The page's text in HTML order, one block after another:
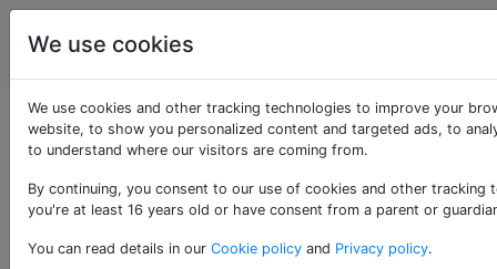
Informatique
théorique
Quels théorèmes
intéressants dans
TCS s'appuient sur
We use cookies
We use cookies and other tracking technologies to improve your
website, to show you personalized content and targeted ads, to
to understand where our visitors are coming from.
By continuing, you consent to our use of cookies and other tracking
you're at least 16 years old or have consent from a parent or
You can read details in our Cookie policy and Privacy policy.